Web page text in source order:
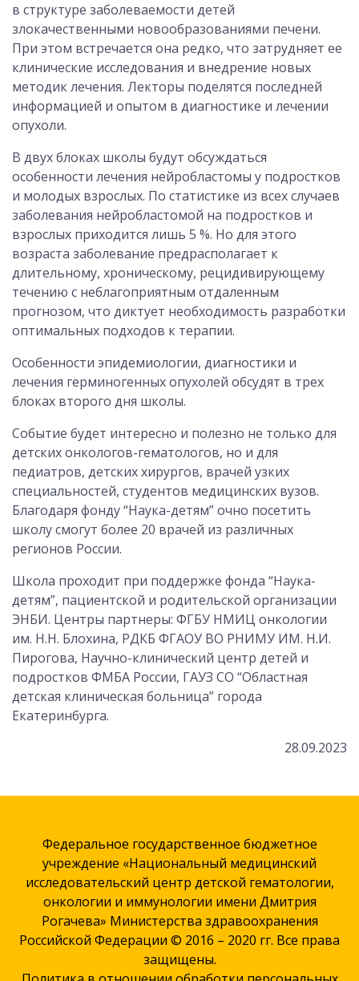
в структуре заболеваемости детей
злокачественными новообразованиями печени.
При этом встречается она редко, что затрудняет ее
клинические исследования и внедрение новых
методик лечения. Лекторы поделятся последней
информацией и опытом в диагностике и лечении
опухоли.
В двух блоках школы будут обсуждаться
особенности лечения нейробластомы у подростков
и молодых взрослых. По статистике из всех случаев
заболевания нейробластомой на подростков и
взрослых приходится лишь 5 %. Но для этого
возраста заболевание предрасполагает к
длительному, хроническому, рецидивирующему
течению с неблагоприятным отдаленным
прогнозом, что диктует необходимость разработки
оптимальных подходов к терапии.
Особенности эпидемиологии, диагностики и
лечения герминогенных опухолей обсудят в трех
блоках второго дня школы.
Событие будет интересно и полезно не только для
детских онкологов-гематологов, но и для
педиатров, детских хирургов, врачей узких
специальностей, студентов медицинских вузов.
Благодаря фонду “Наука-детям” очно посетить
школу смогут более 20 врачей из различных
регионов России.
Школа проходит при поддержке фонда “Наука-
детям”, пациентской и родительской организации
ЭНБИ. Центры партнеры: ФГБУ НМИЦ онкологии
им. Н.Н. Блохина, РДКБ ФГАОУ ВО РНИМУ ИМ. Н.И.
Пирогова, Научно-клинический центр детей и
подростков ФМБА России, ГАУЗ СО “Областная
детская клиническая больница” города
Екатеринбурга.
28.09.2023
Федеральное государственное бюджетное
учреждение «Национальный медицинский
исследовательский центр детской гематологии,
онкологии и иммунологии имени Дмитрия
Рогачева» Министерства здравоохранения
Российской Федерации © 2016 – 2020 гг. Все права
защищены.